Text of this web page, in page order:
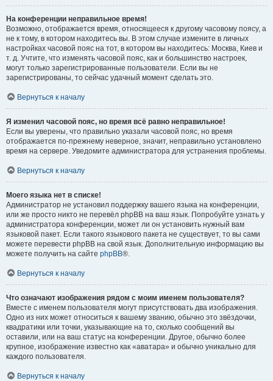
На конференции неправильное время!
Возможно, отображается время, относящееся к другому часовому поясу, а
не к тому, в котором находитесь вы. В этом случае измените в личных
настройках часовой пояс на тот, в котором вы находитесь: Москва, Киев и
т. д. Учтите, что изменять часовой пояс, как и большинство настроек,
могут только зарегистрированные пользователи. Если вы не
зарегистрированы, то сейчас удачный момент сделать это.
Вернуться к началу
Я изменил часовой пояс, но время всё равно неправильное!
Если вы уверены, что правильно указали часовой пояс, но время
отображается по-прежнему неверное, значит, неправильно установлено
время на сервере. Уведомите администратора для устранения проблемы.
Вернуться к началу
Моего языка нет в списке!
Администратор не установил поддержку вашего языка на конференции,
или же просто никто не перевёл phpBB на ваш язык. Попробуйте узнать у
администратора конференции, может ли он установить нужный вам
языковой пакет. Если такого языкового пакета не существует, то вы сами
можете перевести phpBB на свой язык. Дополнительную информацию вы
можете получить на сайте phpBB®.
Вернуться к началу
Что означают изображения рядом с моим именем пользователя?
Вместе с именем пользователя могут присутствовать два изображения.
Одно из них может относиться к вашему званию, обычно это звёздочки,
квадратики или точки, указывающие на то, сколько сообщений вы
оставили, или на ваш статус на конференции. Другое, обычно более
крупное, изображение известно как «аватара» и обычно уникально для
каждого пользователя.
Вернуться к началу